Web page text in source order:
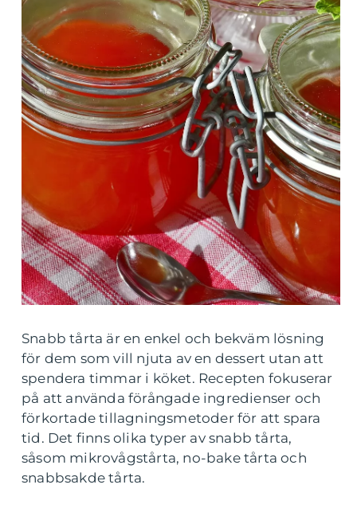
Snabb tårta är en enkel och bekväm lösning
för dem som vill njuta av en dessert utan att
spendera timmar i köket. Recepten fokuserar
på att använda förångade ingredienser och
förkortade tillagningsmetoder för att spara
tid. Det finns olika typer av snabb tårta,
såsom mikrovågstårta, no-bake tårta och
snabbsakde tårta.